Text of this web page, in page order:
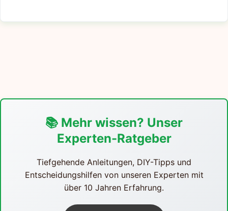
📚 Mehr wissen? Unser
Experten-Ratgeber
Tiefgehende Anleitungen, DIY-Tipps und
Entscheidungshilfen von unseren Experten mit
über 10 Jahren Erfahrung.